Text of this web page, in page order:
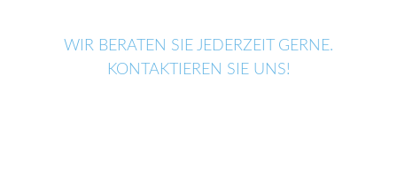
WIR BERATEN SIE JEDERZEIT GERNE.
KONTAKTIEREN SIE UNS!